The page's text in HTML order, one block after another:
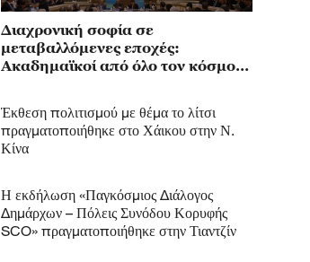
Διαχρονική σοφία σε
μεταβαλλόμενες εποχές:
Ακαδημαϊκοί από όλο τον κόσμο
Κλασικών Σπουδών
Έκθεση πολιτισμού με θέμα το λίτσι
πραγματοποιήθηκε στο Χάικου στην Ν.
Κίνα
Η εκδήλωση «Παγκόσμιος Διάλογος
Δημάρχων – Πόλεις Συνόδου Κορυφής
SCO» πραγματοποιήθηκε στην Τιαντζίν